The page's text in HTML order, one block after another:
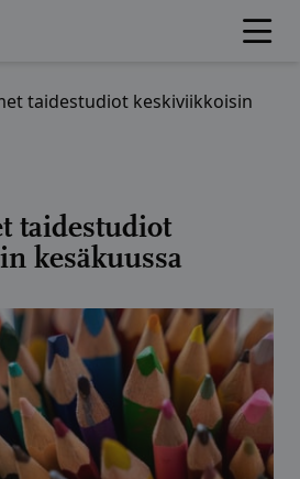
taidestudiot keskiviikkoisin
taidestudiot
kesäkuussa